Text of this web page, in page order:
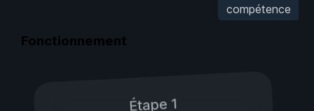
compétence
Fonctionnement
Étape 1